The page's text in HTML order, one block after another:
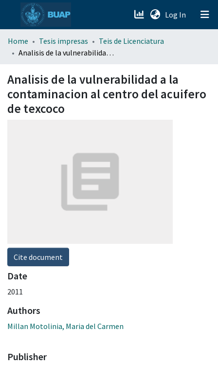
Log In (current)
menu.section.about_menu
Home Tesis impresas
Teis de Licenciatura
Analisis de la vulnerabilidad a la contaminacion al centro del acuifero de texcoco
Analisis de la vulnerabilidad a la
contaminacion al centro del acuifero
de texcoco
Cite document
Date
2011
Authors
Millan Motolinia, Maria del Carmen
Publisher